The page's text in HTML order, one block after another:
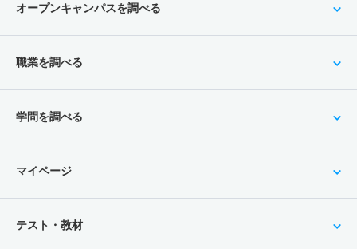
オープンキャンパスを調べる
職業を調べる
学問を調べる
マイページ
テスト・教材